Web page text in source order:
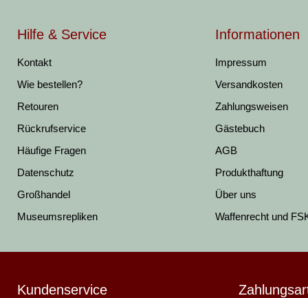
Hilfe & Service
Kontakt
Wie bestellen?
Retouren
Rückrufservice
Häufige Fragen
Datenschutz
Großhandel
Museumsrepliken
Informationen
Impressum
Versandkosten
Zahlungsweisen
Gästebuch
AGB
Produkthaftung
Über uns
Waffenrecht und
Kundenservice